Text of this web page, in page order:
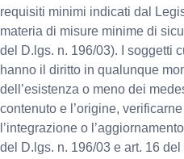
requisiti minimi indicati dal
materia di misure minime di
del D.lgs. n. 196/03). I soggetti
hanno il diritto in qualunque
dell’esistenza o meno dei
contenuto e l’origine,
l’integrazione o
del D.lgs. n. 196/03 e art. 16